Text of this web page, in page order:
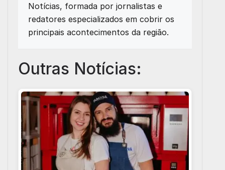
Notícias, formada por jornalistas e
redatores especializados em cobrir os
principais acontecimentos da região.
Outras Notícias: